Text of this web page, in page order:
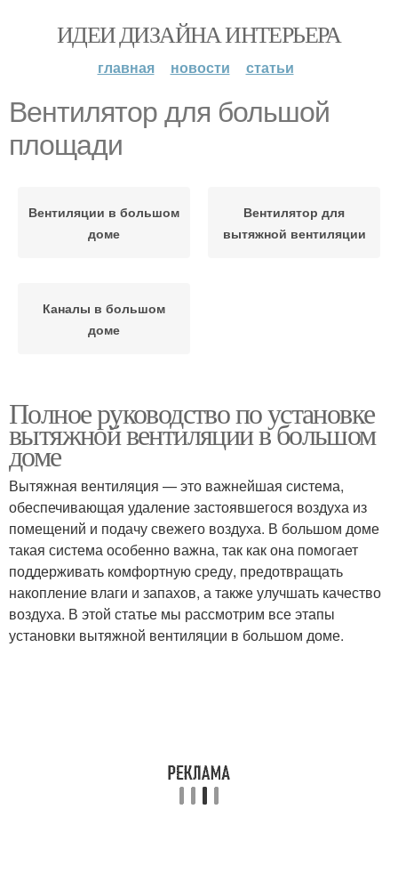
ИДЕИ ДИЗАЙНА ИНТЕРЬЕРА
главная новости статьи
Вентилятор для большой
площади
Вентиляции в большом
доме
Вентилятор для
вытяжной вентиляции
Каналы в большом
доме
Полное руководство по установке
вытяжной вентиляции в большом
доме
Вытяжная вентиляция — это важнейшая система,
обеспечивающая удаление застоявшегося воздуха из
помещений и подачу свежего воздуха. В большом доме
такая система особенно важна, так как она помогает
поддерживать комфортную среду, предотвращать
накопление влаги и запахов, а также улучшать качество
воздуха. В этой статье мы рассмотрим все этапы
установки вытяжной вентиляции в большом доме.